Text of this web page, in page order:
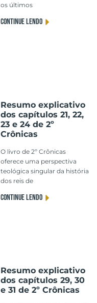
os últimos
CONTINUE LENDO
Resumo explicativo
dos capítulos 21, 22,
23 e 24 de 2º
Crônicas
O livro de 2º Crônicas
oferece uma perspectiva
teológica singular da história
dos reis de
CONTINUE LENDO
Resumo explicativo
dos capítulos 29, 30
e 31 de 2º Crônicas